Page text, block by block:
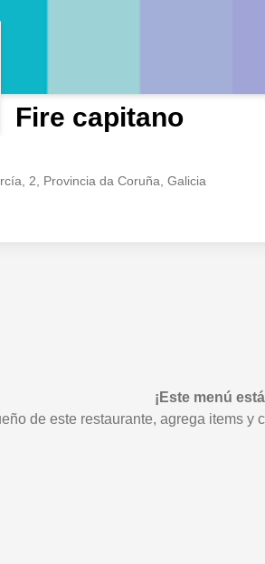
Fire capitano
2, Provincia da Coruña, Galicia
¡Este menú
de este restaurante, agrega items y